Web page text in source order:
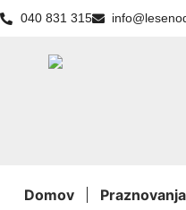
040 831 315
Domov Praznovanja